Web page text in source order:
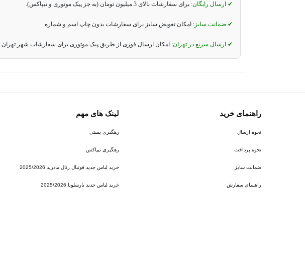
✔ ارسال رایگان: برای سفارشات بالای 3 میلیون تومان (به جز پیک موتوری و تیپاکس).
✔ ضمانت سایز: امکان تعویض سایز برای سفارشات بدون چاپ اسم و شماره.
✔ ارسال سریع در تهران: امکان ارسال فوری از طریق پیک موتوری برای سفارشات شهر تهران.
راهنمای خرید
نحوه ارسال
نحوه پرداخت
ضمانت سایز
راهنمای سفارش
لینک های مهم
رهگیری پستی
رهگیری تیپاکس
خرید لباس جدید فوتبال رئال مادرید 2025/2026
خرید لباس جدید بارسلونا 2025/2026